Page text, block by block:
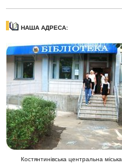
НАША АДРЕСА:
Костянтинівська центральна міська